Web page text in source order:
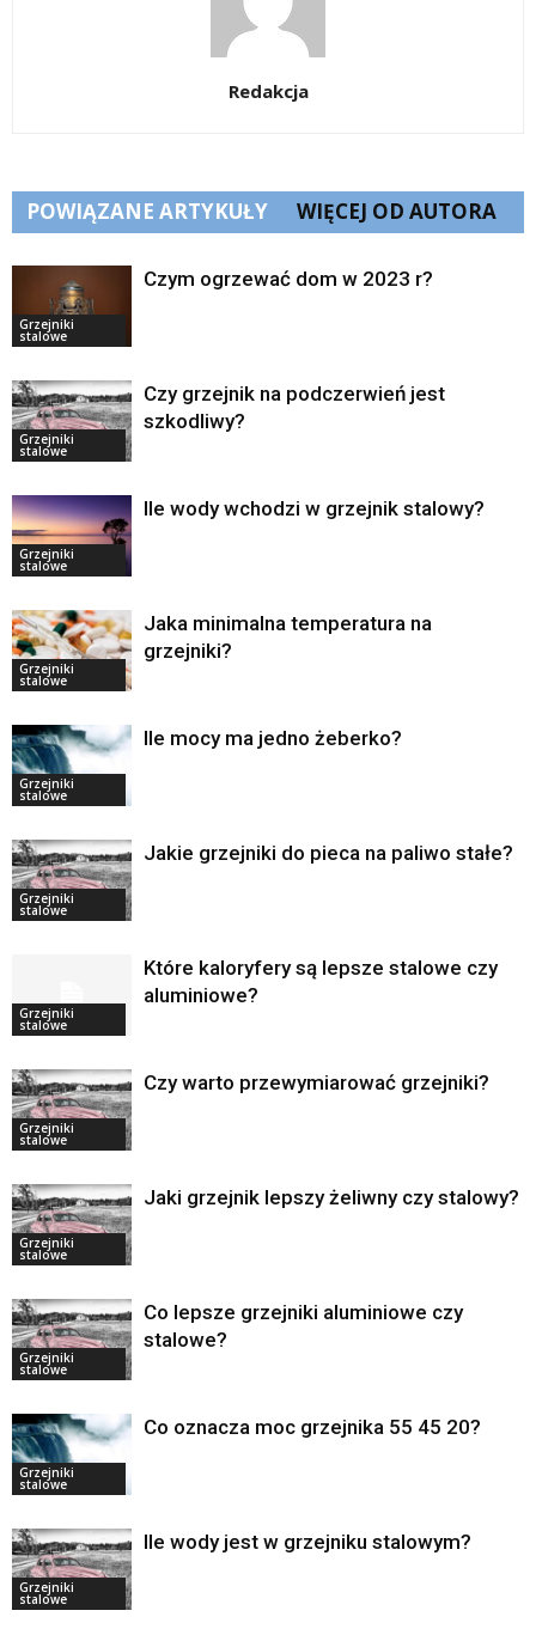
Redakcja
POWIĄZANE ARTYKUŁY WIĘCEJ OD AUTORA
Grzejniki
stalowe
Czym ogrzewać dom w 2023 r?
Grzejniki
stalowe
Czy grzejnik na podczerwień jest
szkodliwy?
Grzejniki
stalowe
Ile wody wchodzi w grzejnik stalowy?
Grzejniki
stalowe
Jaka minimalna temperatura na
grzejniki?
Grzejniki
stalowe
Ile mocy ma jedno żeberko?
Grzejniki
stalowe
Jakie grzejniki do pieca na paliwo stałe?
Grzejniki
stalowe
Które kaloryfery są lepsze stalowe czy
aluminiowe?
Grzejniki
stalowe
Czy warto przewymiarować grzejniki?
Grzejniki
stalowe
Jaki grzejnik lepszy żeliwny czy stalowy?
Grzejniki
stalowe
Co lepsze grzejniki aluminiowe czy
stalowe?
Grzejniki
stalowe
Co oznacza moc grzejnika 55 45 20?
Grzejniki
stalowe
Ile wody jest w grzejniku stalowym?